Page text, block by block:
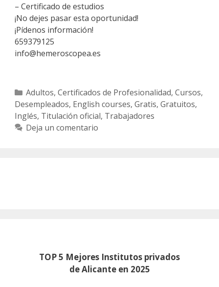
– Certificado de estudios
¡No dejes pasar esta oportunidad!
¡Pídenos información!
659379125
info@hemeroscopea.es
Categorías
Adultos, Certificados de Profesionalidad, Cursos,
Desempleados, English courses, Gratis, Gratuitos,
Inglés, Titulación oficial, Trabajadores
Deja un comentario
TOP 5 Mejores Institutos privados
de Alicante en 2025